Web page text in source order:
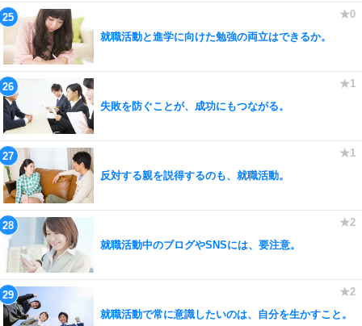
就職活動と進学に向けた勉強の両立はできるか。
失敗を防ぐことが、成功にもつながる。
反対する親を説得するのも、就職活動。
就職活動中のブログやSNSには、要注意。
就職活動で常に意識したいのは、自分を生かすこと。